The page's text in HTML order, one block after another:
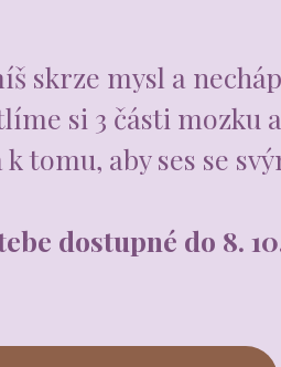
skrze mysl a
si 3 části mozku
tomu, aby ses se
dostupné do 8.